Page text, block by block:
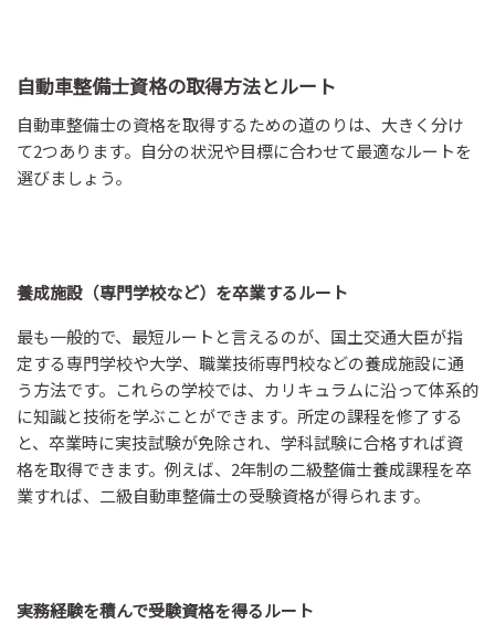
自動車整備士資格の取得方法とルート
自動車整備士の資格を取得するための道のりは、大きく分け
て2つあります。自分の状況や目標に合わせて最適なルートを
選びましょう。
養成施設（専門学校など）を卒業するルート
最も一般的で、最短ルートと言えるのが、国土交通大臣が指
定する専門学校や大学、職業技術専門校などの養成施設に通
う方法です。これらの学校では、カリキュラムに沿って体系的
に知識と技術を学ぶことができます。所定の課程を修了する
と、卒業時に実技試験が免除され、学科試験に合格すれば資
格を取得できます。例えば、2年制の二級整備士養成課程を卒
業すれば、二級自動車整備士の受験資格が得られます。
実務経験を積んで受験資格を得るルート